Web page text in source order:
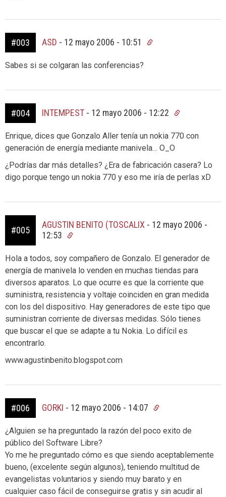
#003 ASD - 12 mayo 2006 - 10:51
Sabes si se colgaran las conferencias?
#004 INTEMPEST - 12 mayo 2006 - 12:22
Enrique, dices que Gonzalo Aller tenía un nokia 770 con
generación de energía mediante manivela… O_O
¿Podrías dar más detalles? ¿Era de fabricación casera? Lo
digo porque tengo un nokia 770 y eso me iría de perlas xD
#005
AGUSTIN BENITO (TOSCALIX - 12 mayo 2006 -
12:53
Hola a todos, soy compañero de Gonzalo. El generador de
energía de manivela lo venden en muchas tiendas para
diversos aparatos. Lo que ocurre es que la corriente que
suministra, resistencia y voltaje coinciden en gran medida
con los del dispositivo. Hay generadores de este tipo que
suministran corriente de diversas medidas. Sólo tienes
que buscar el que se adapte a tu Nokia. Lo difícil es
encontrarlo.
www.agustinbenito.blogspot.com
#006 GORKI - 12 mayo 2006 - 14:07
¿Alguien se ha preguntado la razón del poco exito de
público del Software Libre?
Yo me he preguntado cómo es que siendo aceptablemente
bueno, (excelente según algunos), teniendo multitud de
evangelistas voluntarios y siendo muy barato y en
cualquier caso fácil de conseguirse gratis y sin acudir al